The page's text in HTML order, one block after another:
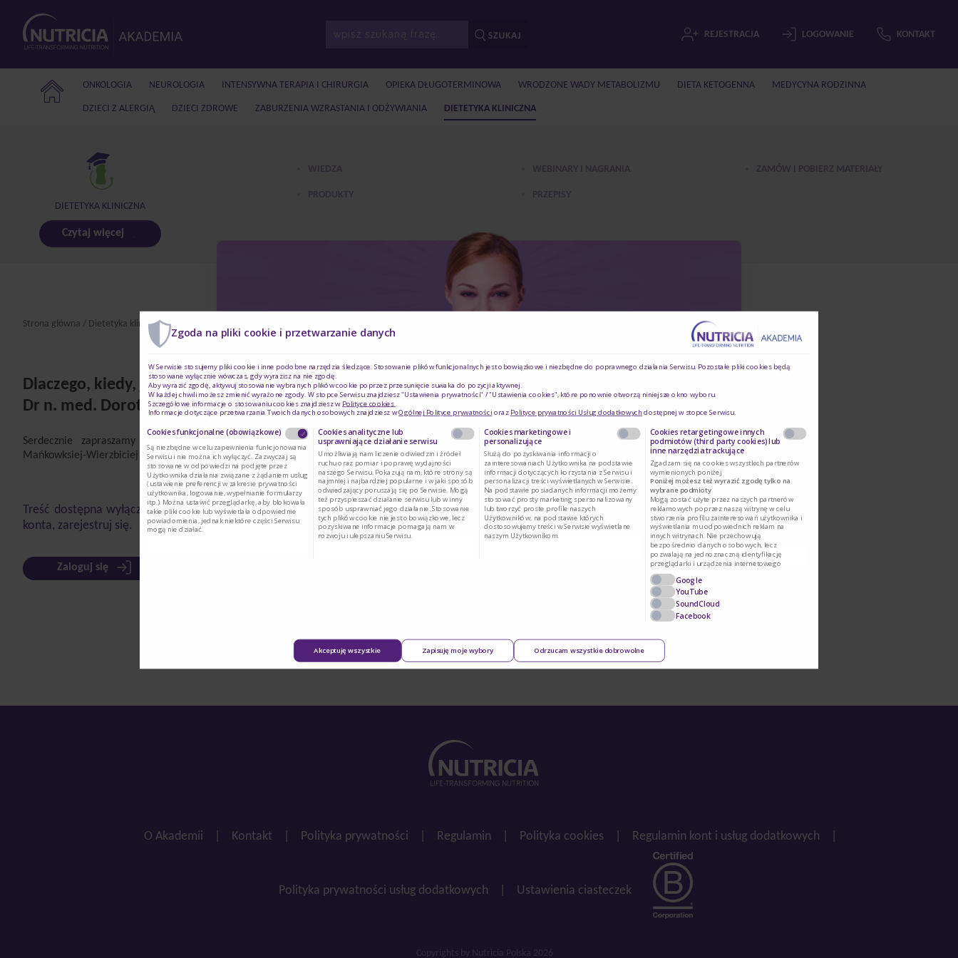
REJESTRACJA LOGOWANIE KONTAKT
ONKOLOGIA NEUROLOGIA INTENSYWNA TERAPIA I CHIRURGIA OPIEKA DŁUGOTERMINOWA WRODZONE WADY METABOLIZMU DIETA KETOGENNA MEDYCYNA RODZINNA
DZIECI Z ALERGIĄ DZIECI ZDROWE ZABURZENIA WZRASTANIA I ODŻYWIANIA DIETETYKA KLINICZNA
DIETETYKA KLINICZNA
Czytaj więcej
Strona główna / Dietetyka kliniczna/
Dlaczego, kiedy, jak…? Żywienie dojelitowe w pigułce
Dr n. med. Dorota Mańkowska-Wierzbicka
Serdecznie zapraszamy do zapoznania się z wykładem dr n. med. Doroty
Mańkowksiej-Wierzbiciej po Webinarze Nutrcia który odbył się 19.05.
Treść dostępna wyłącznie dla zalogowanych użytkowników. Jeśli nie masz
konta, zarejestruj się.
Zaloguj się
Czy jesteś osobą posiadającą kwalifikacje z
zakresu medycyny, farmacji, pielęgniarstwa,
dietetyki?
Tak Nie
O Akademii Kontakt Polityka prywatności Regulamin Polityka cookies Regulamin kont i usług dodatkowych
Polityka prywatności usług dodatkowych Ustawienia ciasteczek
Copyrights by Nutricia Polska 2026
Zgoda na pliki cookie i przetwarzanie danych
W Serwisie stosujemy pliki cookie i inne podobne narzędzia śledzące. Stosowanie plików funkcjonalnych jest obowiązkowe i niezbędne do poprawnego działania Serwisu. Pozostałe pliki cookies będą
stosowane wyłącznie wówczas, gdy wyrazisz na nie zgodę.
Aby wyrazić zgodę, aktywuj stosowanie wybranych plików cookie poprzez przesunięcie suwaka do pozycji aktywnej.
W każdej chwili możesz zmienić wyrażone zgody. W stopce Serwisu znajdziesz "Ustawienia prywatności" / "Ustawienia cookies", które ponownie otworzą niniejsze okno wyboru.
Szczegółowe informacje o stosowaniu cookies znajdziesz w Polityce cookies.
Informacje dotyczące przetwarzania Twoich danych osobowych znajdziesz wOgólnej Polityce prywatności oraz Polityce prywatności Usług dodatkowych dostępnej w stopce Serwisu.
Cookies funkcjonalne (obowiązkowe)
Są niezbędne w celu zapewnienia funkcjonowania
Serwisu i nie można ich wyłączyć. Zazwyczaj są
stosowane w odpowiedzi na podjęte przez
Użytkownika działania związane z żądaniem usług
(ustawienie preferencji w zakresie prywatności
użytkownika, logowanie, wypełnianie formularzy
itp.). Można ustawić przeglądarkę, aby blokowała
takie pliki cookie lub wyświetlała odpowiednie
powiadomienia, jednak niektóre części Serwisu
mogą nie działać.
Cookies analityczne lub
usprawniające działanie serwisu
Umożliwiają nam liczenie odwiedzin i źródeł
ruchu oraz pomiar i poprawę wydajności
naszego Serwisu. Pokazują nam, które strony są
najmniej i najbardziej popularne i w jaki sposób
odwiedzający poruszają się po Serwisie. Mogą
też przyspieszać działanie serwisu lub w inny
sposób usprawniać jego działanie. Stosowanie
tych plików cookie nie jest obowiązkowe, lecz
pozyskiwane informacje pomagają nam w
rozwoju i ulepszaniu Serwisu.
Cookies marketingowe i
personalizujące
Służą do pozyskiwania informacji o
zainteresowaniach Użytkownika na podstawie
informacji dotyczących korzystania z Serwisu i
personalizacji treści wyświetlanych w Serwisie.
Na podstawie posiadanych informacji możemy
stosować prosty marketing spersonalizowany
lub tworzyć proste profile naszych
Użytkowników, na podstawie których
dostosowujemy treści w Serwisie wyświetlane
naszym Użytkownikom.
Cookies retargetingowe innych
podmiotów (third party cookies) lub
inne narzędzia trackujące
Zgadzam się na cookies wszystkich partnerów
wymienionych poniżej
Poniżej możesz też wyrazić zgodę tylko na
wybrane podmioty
Mogą zostać użyte przez naszych partnerów
reklamowych poprzez naszą witrynę w celu
stworzenia profilu zainteresowań użytkownika i
wyświetlania mu odpowiednich reklam na
innych witrynach. Nie przechowują
bezpośrednio danych osobowych, lecz
pozwalają na jednoznaczną identyfikację
przeglądarki i urządzenia internetowego
użytkownika. Podmioty te będą samodzielnie
korzystać z tak pozyskanych informacji.
Umożliwiamy stosowanie plików cookie przez te
podmioty, ponieważ sami również chcemy
korzystać z ich usług i kierować reklamy naszym
Użytkownikom.
Google
YouTube
SoundCloud
Facebook
Akceptuję wszystkie Zapisuję moje wybory Odrzucam wszystkie dobrowolne